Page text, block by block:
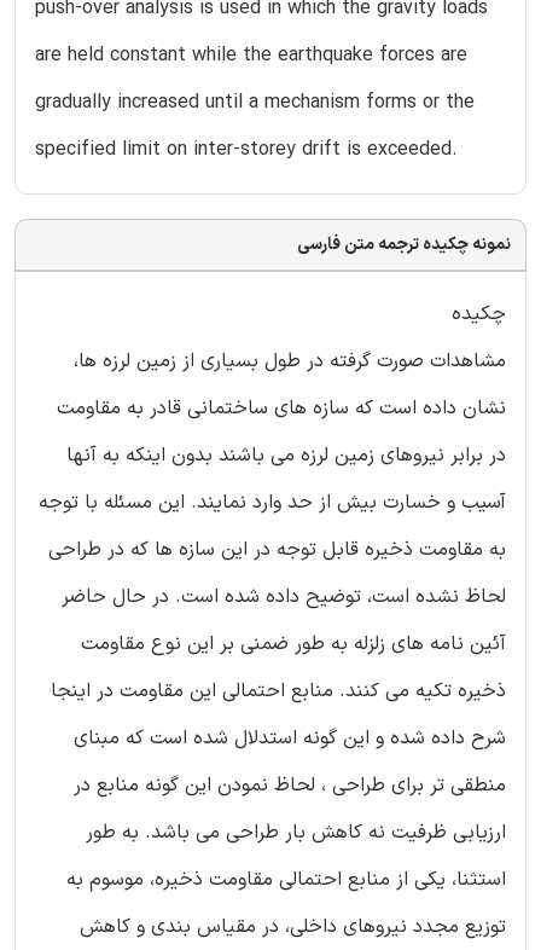
push-over analysis is used in which the gravity loads
are held constant while the earthquake forces are
gradually increased until a mechanism forms or the
specified limit on inter-storey drift is exceeded.
نمونه چکیده ترجمه متن فارسی
چکیده
مشاهدات صورت گرفته در طول بسیاری از زمین لرزه ها،
نشان داده است که سازه های ساختمانی قادر به مقاومت
در برابر نیروهای زمین لرزه می باشند بدون اینکه به آنها
آسیب و خسارت بیش از حد وارد نمایند. این مسئله با توجه
به مقاومت ذخیره قابل توجه در این سازه ها که در طراحی
لحاظ نشده است، توضیح داده شده است. در حال حاضر
آئین نامه های زلزله به طور ضمنی بر این نوع مقاومت
ذخیره تکیه می کنند. منابع احتمالی این مقاومت در اینجا
شرح داده شده و این گونه استدلال شده است که مبنای
منطقی تر برای طراحی ، لحاظ نمودن این گونه منابع در
ارزیابی ظرفیت نه کاهش بار طراحی می باشد. به طور
استثنا، یکی از منابع احتمالی مقاومت ذخیره، موسوم به
توزیع مجدد نیروهای داخلی، در مقیاس بندی و کاهش